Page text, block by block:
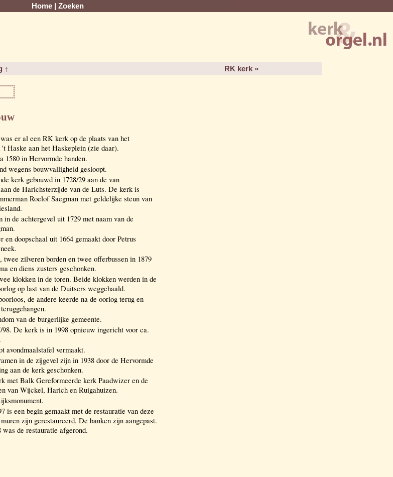
Home Zoeken
↑ RK kerk »
er al een RK kerk op de plaats van het
Haske aan het Haskeplein (zie daar).
1580 in Hervormde handen.
wegens bouwvalligheid gesloopt.
kerk gebouwd in 1728/29 aan de van
de Harichsterzijde van de Luts. De kerk is
Roelof Saegman met geldelijke steun van
in de achtergevel uit 1729 met naam van de
en doopschaal uit 1664 gemaakt door Petrus
zilveren borden en twee offerbussen in 1879
en diens zusters geschonken.
klokken in de toren. Beide klokken werden in de
op last van de Duitsers weggehaald.
de andere keerde na de oorlog terug en
van de burgerlijke gemeente.
98. De kerk is in 1998 opnieuw ingericht voor ca.
avondmaalstafel vermaakt.
in de zijgevel zijn in 1938 door de Hervormde
aan de kerk geschonken.
met Balk Gereformeerde kerk Paadwizer en de
van Wijckel, Harich en Ruigahuizen.
is een begin gemaakt met de restauratie van deze
zijn gerestaureerd. De banken zijn aangepast.
was de restauratie afgerond.